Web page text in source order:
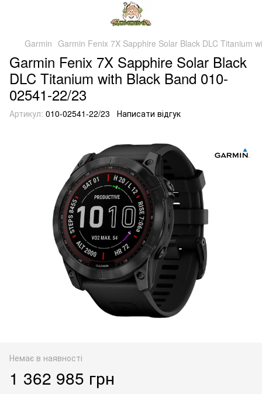
Garmin Garmin Fenix 7X Sapphire Solar Black DLC Titanium
Garmin Fenix 7X Sapphire Solar Black
DLC Titanium with Black Band 010-
02541-22/23
Артикул: 010-02541-22/23 Написати відгук
Немає в наявності
1 362 985 грн